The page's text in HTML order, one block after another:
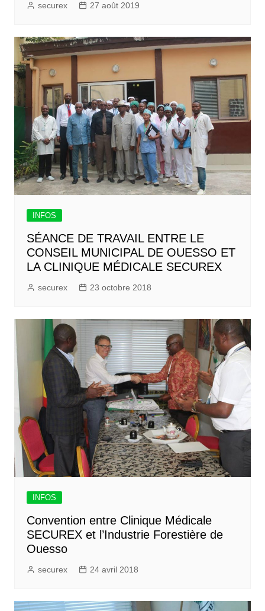
securex 27 août 2019
INFOS
SÉANCE DE TRAVAIL ENTRE LE
CONSEIL MUNICIPAL DE OUESSO ET
LA CLINIQUE MÉDICALE SECUREX
securex 23 octobre 2018
INFOS
Convention entre Clinique Médicale
SECUREX et l’Industrie Forestière de
Ouesso
securex 24 avril 2018